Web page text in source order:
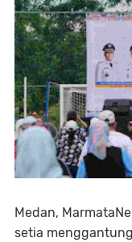
Medan,
setia